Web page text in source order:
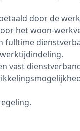
door de
het woon-
fulltime
vast